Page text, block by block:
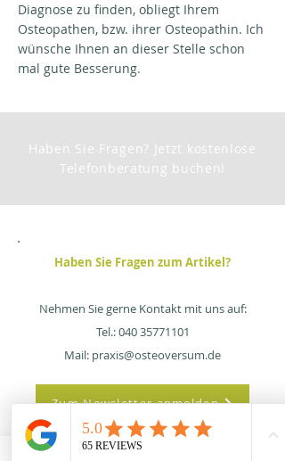
Diagnose zu finden, obliegt Ihrem
Osteopathen, bzw. ihrer Osteopathin. Ich
wünsche Ihnen an dieser Stelle schon
mal gute Besserung.
Haben Sie Fragen? Jetzt kostenlose
Telefonberatung buchen!
Haben Sie Fragen zum Artikel?
Nehmen Sie gerne Kontakt mit uns auf:
Tel.:040 35771101
Mail: praxis@osteoversum.de
Zum Newsletter anmelden
Termin online buchen